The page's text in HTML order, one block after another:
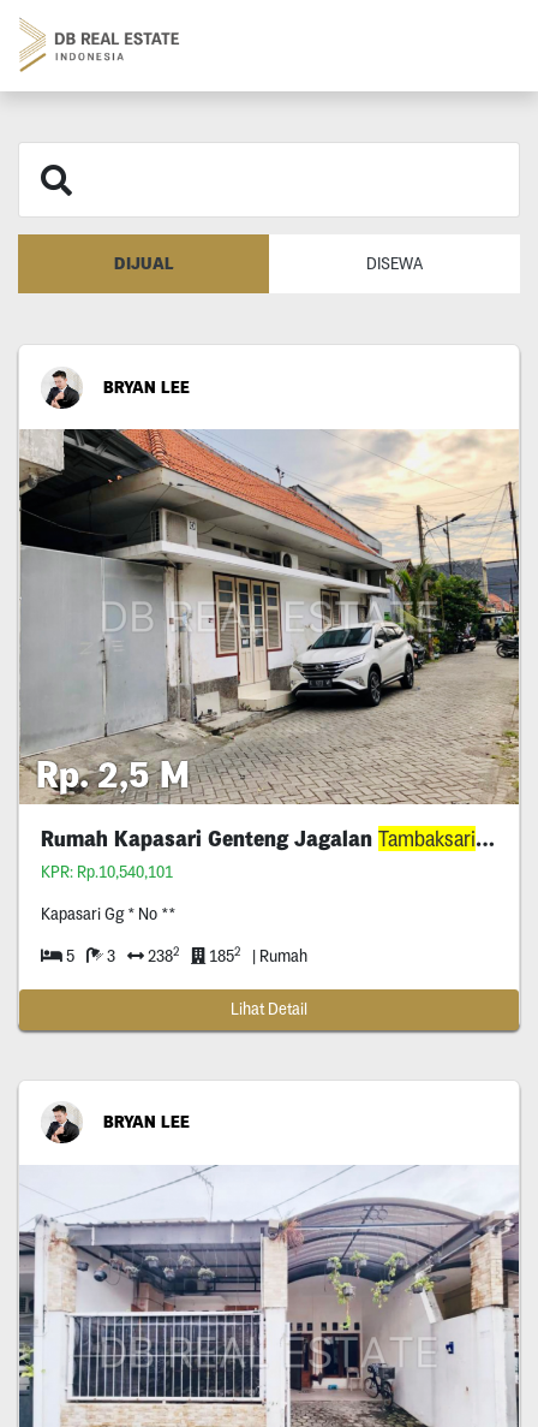
DIJUAL DISEWA
BRYAN LEE
Rp. 2,5 M
Rumah Kapasari Genteng Jagalan Tambaksari
KPR: Rp.10,540,101
Kapasari Gg * No **
5 3 2382 1852 | Rumah
Lihat Detail
BRYAN LEE